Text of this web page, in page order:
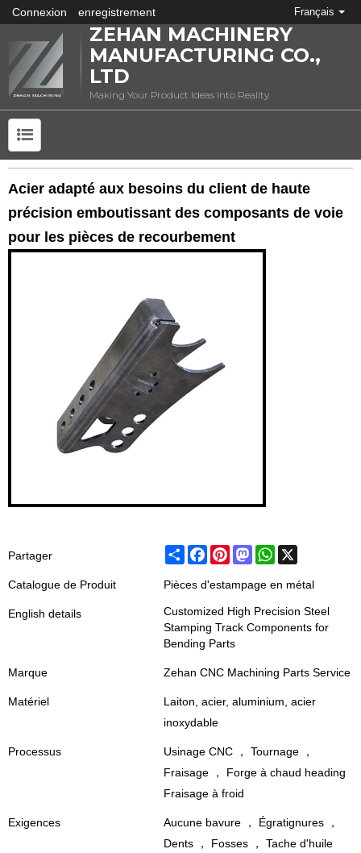
Connexion enregistrement Français
ZEHAN MACHINERY
MANUFACTURING CO.,
LTD
Making Your Product Ideas Into Reality
Acier adapté aux besoins du client de haute
précision emboutissant des composants de voie
pour les pièces de recourbement
Partager ShareFacebookPinterestMastodonWhatsApp
Catalogue de Produit Pièces d'estampage en métal
English details
Customized High Precision Steel
Stamping Track Components for
Bending Parts
Marque Zehan CNC Machining Parts Service
Matériel
Laiton, acier, aluminium, acier
inoxydable
Processus
Usinage CNC ， Tournage ，
Fraisage ， Forge à chaud heading
Fraisage à froid
Exigences
Aucune bavure ， Égratignures ，
Dents ， Fosses ， Tache d'huile